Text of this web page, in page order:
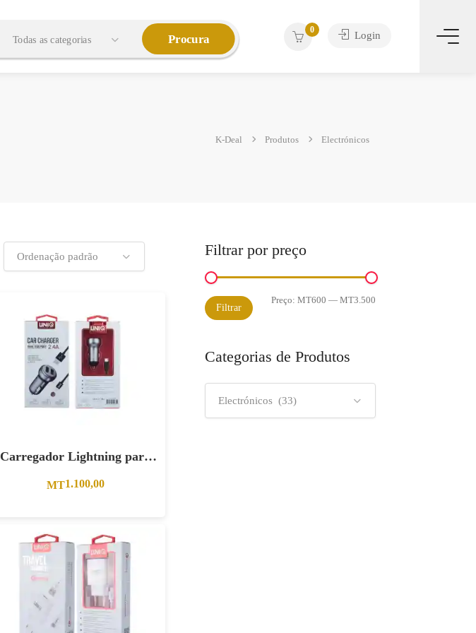
Todas as categorias Procura
0 Login
K-Deal Produtos Electrónicos
Ordenação padrão
Carregador Lightning para
MT1.100,00
Filtrar por preço
Preço
Preço
Filtrar
Preço: MT600 — MT3.500
Categorias de Produtos
Electrónicos (33)